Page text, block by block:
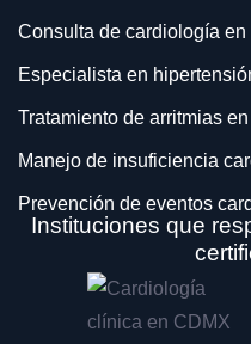
Consulta de cardiología en
Especialista en
Tratamiento de arritmias
Manejo de insuficiencia
Prevención de eventos
Electrocardiograma en
Ecocardiograma
Prueba de esfuerzo en
Instituciones que